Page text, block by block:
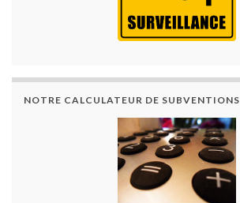
NOTRE CALCULATEUR DE SUBVENTIONS